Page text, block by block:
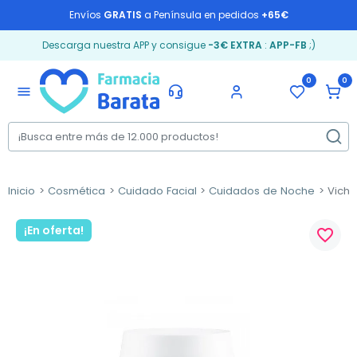
Envíos GRATIS a Península en pedidos +65€
Descarga nuestra APP y consigue -3€ EXTRA: APP-FB ;)
menu
0 0
Inicio Cosmética Cuidado Facial Cuidados de Noche
¡En oferta! favorite_border